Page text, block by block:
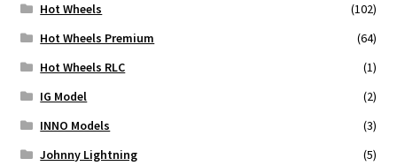
Hot Wheels
(102)
Hot Wheels Premium
(64)
Hot Wheels RLC
(1)
IG Model
(2)
INNO Models
(3)
Johnny Lightning
(5)